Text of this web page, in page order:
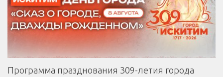
Программа празднования 309-летия города